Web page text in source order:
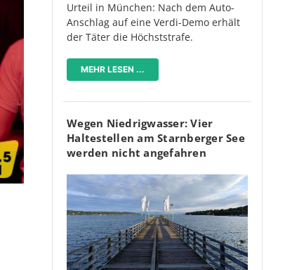
Urteil in München: Nach dem Auto-
Anschlag auf eine Verdi-Demo erhält
der Täter die Höchststrafe.
MEHR LESEN ...
Wegen Niedrigwasser: Vier
Haltestellen am Starnberger See
werden nicht angefahren